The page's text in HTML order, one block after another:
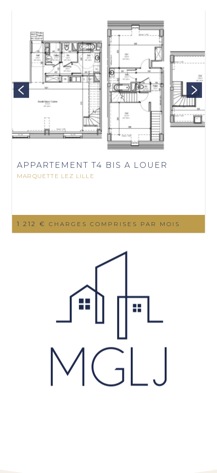
APPARTEMENT T4 BIS A LOUER
MARQUETTE LEZ LILLE
1 212 € CHARGES COMPRISES PAR MOIS